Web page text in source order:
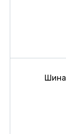
Шина